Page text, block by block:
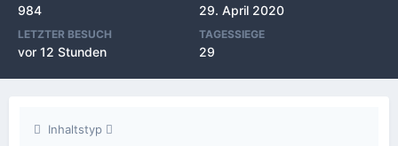
984 29. April 2020
LETZTER BESUCH
vor 12 Stunden
TAGESSIEGE
29
Inhaltstyp